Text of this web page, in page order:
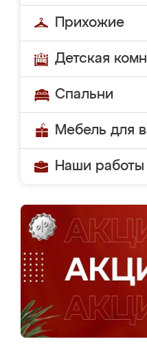
Прихожие
Детская
Спальни
Мебель для
Наши работы